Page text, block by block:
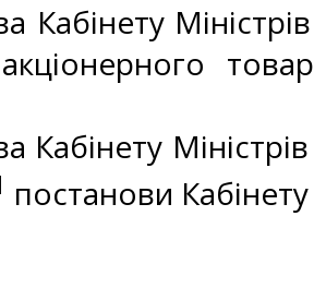
Кабінету
Кабінету
постанови